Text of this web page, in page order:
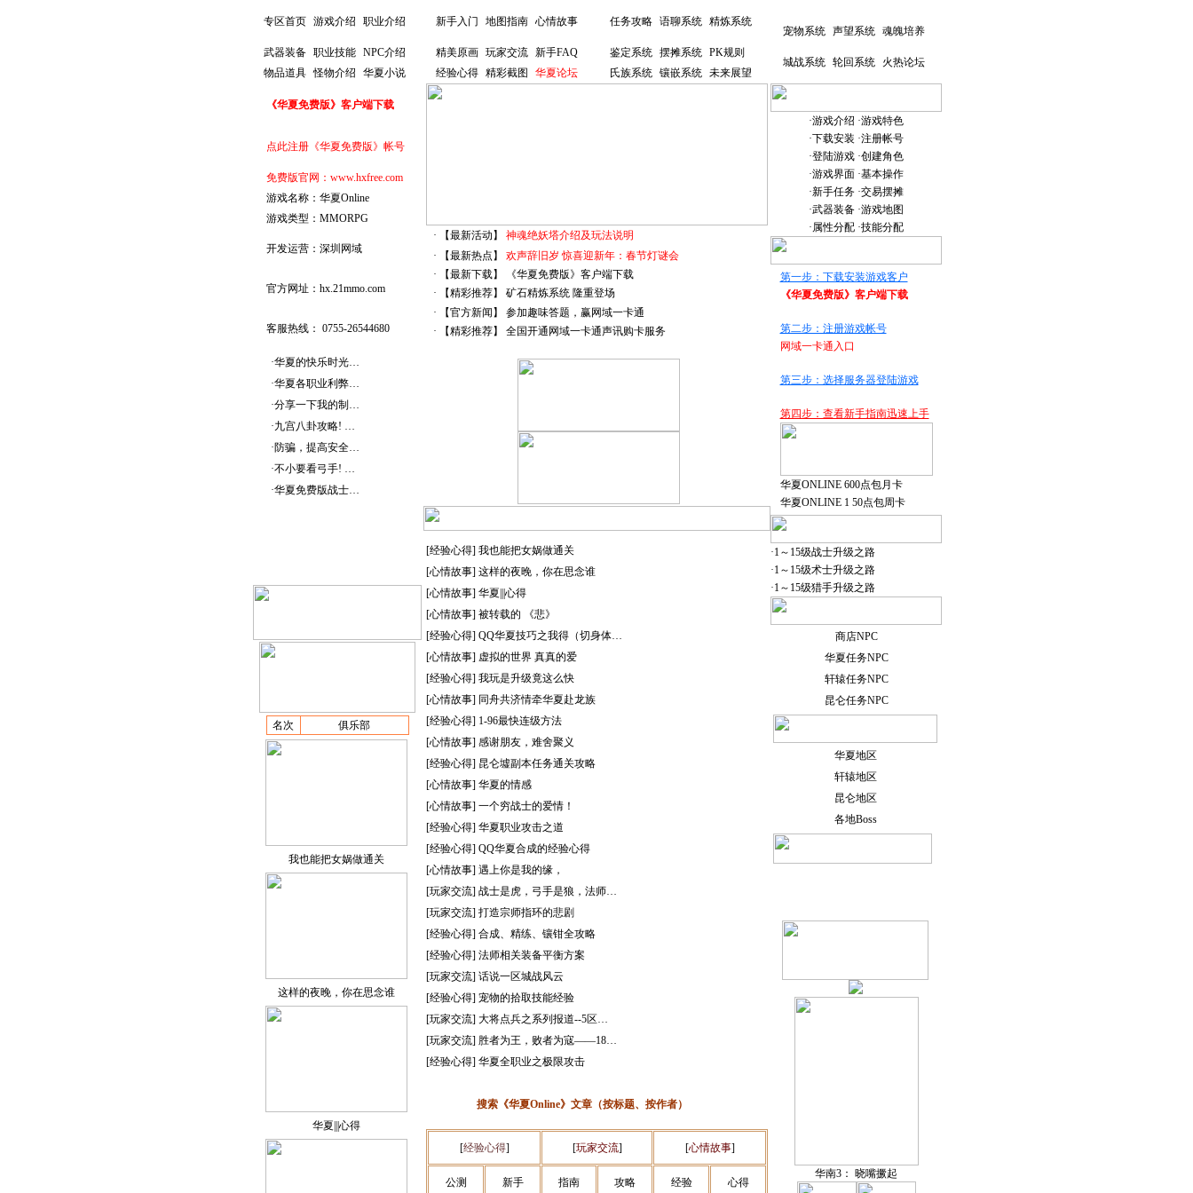
专区首页 游戏介绍 职业介绍
武器装备 职业技能
NPC介绍
物品道具 怪物介绍 华夏小说
新手入门 地图指南 心情故事
精美原画 玩家交流 新手FAQ
经验心得 精彩截图 华夏论坛
任务攻略 语聊系统 精炼系统
鉴定系统 摆摊系统 PK规则
氏族系统 镶嵌系统 未来展望
宠物系统 声望系统 魂魄培养
城战系统 轮回系统 火热论坛
《华夏免费版》客户端下载
点此注册《华夏免费版》帐号
免费版官网： www.hxfree.com
游戏名称：华夏Online
游戏类型：MMORPG
开发运营：深圳网域
官方网址：hx.21mmo.com
客服热线： 0755-26544680
·华夏的快乐时光…
·华夏各职业利弊…
·分享一下我的制…
·九宫八卦攻略! …
·防骗，提高安全…
·不小要看弓手! …
·华夏免费版战士…
名次 俱乐部
我也能把女娲做通关
这样的夜晚，你在思念谁
华夏|||心得
· 【最新活动】 神魂绝妖塔介绍及玩法说明
· 【最新热点】
欢声辞旧岁 惊喜迎新年：春节灯谜会
· 【最新下载】
《华夏免费版》客户端下载
· 【精彩推荐】 矿石精炼系统 隆重登场
· 【官方新闻】 参加趣味答题，赢网域一卡通
· 【精彩推荐】 全国开通网域一卡通声讯购卡服务
[经验心得] 我也能把女娲做通关
[心情故事] 这样的夜晚，你在思念谁
[心情故事] 华夏|||心得
[心情故事] 被转载的 《悲》
[经验心得] QQ华夏技巧之我得（切身体…
[心情故事] 虚拟的世界 真真的爱
[经验心得] 我玩是升级竟这么快
[心情故事] 同舟共济情牵华夏赴龙族
[经验心得] 1-96最快连级方法
[心情故事] 感谢朋友，难舍聚义
[经验心得] 昆仑墟副本任务通关攻略
[心情故事] 华夏的情感
[心情故事] 一个穷战士的爱情！
[经验心得] 华夏职业攻击之道
[经验心得] QQ华夏合成的经验心得
[心情故事] 遇上你是我的缘，
[玩家交流] 战士是虎，弓手是狼，法师…
[玩家交流] 打造宗师指环的悲剧
[经验心得] 合成、精练、镶钳全攻略
[经验心得] 法师相关装备平衡方案
[玩家交流] 话说一区城战风云
[经验心得] 宠物的拾取技能经验
[玩家交流] 大将点兵之系列报道--5区…
[玩家交流] 胜者为王，败者为寇——18…
[经验心得] 华夏全职业之极限攻击
搜索《华夏Online》文章（按标题、按作者）
[经验心得] [玩家交流] [心情故事]
公测 新手 指南 攻略 经验 心得
·游戏介绍 ·游戏特色
·下载安装 ·注册帐号
·登陆游戏 ·创建角色
·游戏界面 ·基本操作
·新手任务 ·交易摆摊
·武器装备 ·游戏地图
·属性分配 ·技能分配
第一步：下载安装游戏客户
《华夏免费版》客户端下载
第二步：注册游戏帐号
网域一卡通入口
第三步：选择服务器登陆游戏
第四步：查看新手指南迅速上手
华夏ONLINE 600点包月卡
华夏ONLINE 1 50点包周卡
·1～15级战士升级之路
·1～15级术士升级之路
·1～15级猎手升级之路
商店NPC
华夏任务NPC
轩辕任务NPC
昆仑任务NPC
华夏地区
轩辕地区
昆仑地区
各地Boss
华南3： 晓嘴撅起